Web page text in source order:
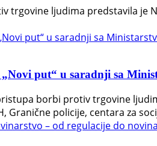
trgovine ljudima predstavila je
put“ u saradnji sa
borbi protiv trgovine
Granične policije, centara za